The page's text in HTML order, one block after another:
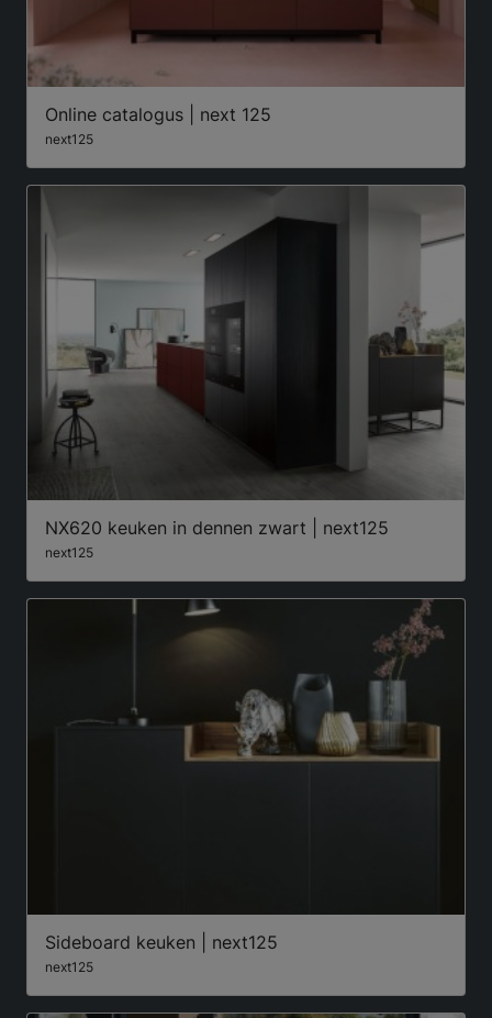
Online catalogus | next 125
next125
NX620 keuken in dennen zwart | next125
next125
Sideboard keuken | next125
next125